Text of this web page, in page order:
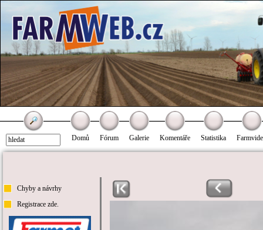
Domů Fórum Galerie Komentáře Statistika
Chyby a návrhy
Registrace zde.